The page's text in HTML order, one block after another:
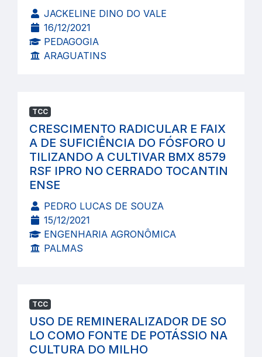
JACKELINE DINO DO VALE
16/12/2021
PEDAGOGIA
ARAGUATINS
TCC
CRESCIMENTO RADICULAR E FAIX
A DE SUFICIÊNCIA DO FÓSFORO U
TILIZANDO A CULTIVAR BMX 8579
RSF IPRO NO CERRADO TOCANTIN
ENSE
PEDRO LUCAS DE SOUZA
15/12/2021
ENGENHARIA AGRONÔMICA
PALMAS
TCC
USO DE REMINERALIZADOR DE SO
LO COMO FONTE DE POTÁSSIO NA
CULTURA DO MILHO